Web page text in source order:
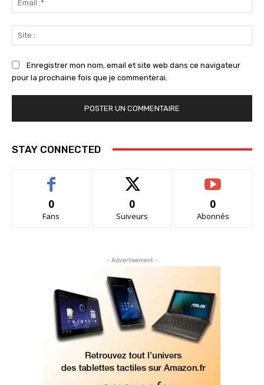
:*
:
Enregistrer mon nom, email et site web dans ce navigateur
pour la prochaine fois que je commenterai.
STAY CONNECTED
0
Fans
0
Suiveurs
0
Abonnés
- Advertisement -